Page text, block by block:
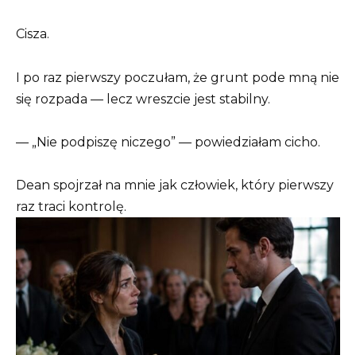
Cisza.
I po raz pierwszy poczułam, że grunt pode mną nie
się rozpada — lecz wreszcie jest stabilny.
— „Nie podpiszę niczego” — powiedziałam cicho.
Dean spojrzał na mnie jak człowiek, który pierwszy
raz traci kontrolę.